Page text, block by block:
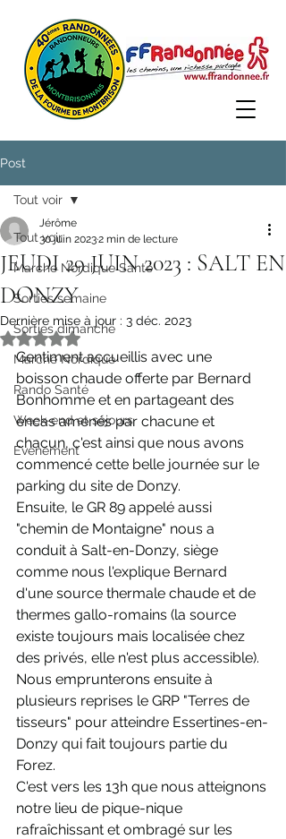
Post
Tout voir
Marche Nordique Santé
Sorties semaine
Sorties dimanche
Marche Nordique
Rando Santé
Week-end et séjours
Evènement
Tout voir
JEUDI 29 JUIN 2023 : SALT EN
DONZY
Jérôme
30 juin 20232 min de lecture
Dernière mise à jour : 3 déc. 2023
Noté NaN étoiles sur 5.
Gentiment accueillis avec une
boisson chaude offerte par Bernard
Bonhomme et en partageant des
encas amenés par chacune et
chacun, c'est ainsi que nous avons
commencé cette belle journée sur le
parking du site de Donzy.
Ensuite, le GR 89 appelé aussi
"chemin de Montaigne" nous a
conduit à Salt-en-Donzy, siège
comme nous l'explique Bernard
d'une source thermale chaude et de
thermes gallo-romains (la source
existe toujours mais localisée chez
des privés, elle n'est plus accessible).
Nous emprunterons ensuite à
plusieurs reprises le GRP "Terres de
tisseurs" pour atteindre Essertines-en-
Donzy qui fait toujours partie du
Forez.
C'est vers les 13h que nous atteignons
notre lieu de pique-nique
rafraîchissant et ombragé sur les